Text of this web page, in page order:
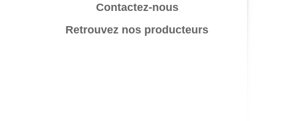
Contactez-nous
Retrouvez nos producteurs